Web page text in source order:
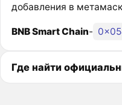
добавления в
BNB Smart Chain-
Где найти